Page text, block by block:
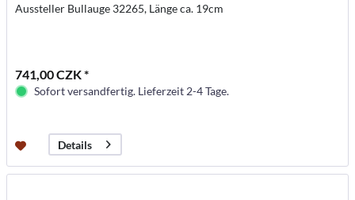
Aussteller Bullauge 32265, Länge ca. 19cm
741,00 CZK *
Sofort versandfertig. Lieferzeit 2-4 Tage.
Details